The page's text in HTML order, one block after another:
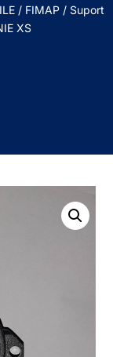
/ FIMAP / Suport
XS